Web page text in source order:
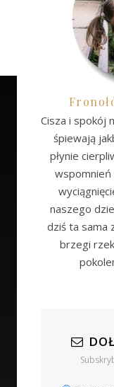
Cisza i spokój
śpiewają
płynie
naszego
dziś ta sama
brzegi